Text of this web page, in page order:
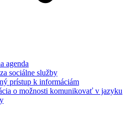
agenda
sociálne služby
prístup k informáciám
o možnosti komunikovať v jazyku